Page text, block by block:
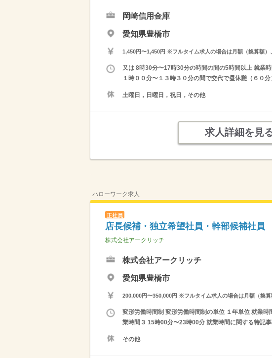
岡崎信用金庫
愛知県豊橋市
1,450円〜1,450円 ※フルタイム求人の場合は月額（換算額）
又は 8時30分〜17時30分の時間の間の5時間以上 就業
１時００分〜１３時３０分の間で交代で昼休憩（６０分
土曜日，日曜日，祝日，その他
求人詳細を見
ハローワーク求人
正社員
店長候補・独立希望社員・幹部候補社員
株式会社アークリッチ
株式会社アークリッチ
愛知県豊橋市
200,000円〜350,000円 ※フルタイム求人の場合は月額（換
変形労働時間制 変形労働時間制の単位 １年単位 就業
業時間３ 15時00分〜23時00分 就業時間に関する特記
その他